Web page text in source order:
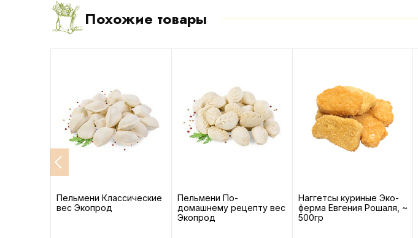
Похожие товары
Пельмени Классические
вес Экопрод
Пельмени По-
домашнему рецепту вес
Экопрод
Наггетсы куриные Эко-
ферма Евгения Рошаля, ~
500гр